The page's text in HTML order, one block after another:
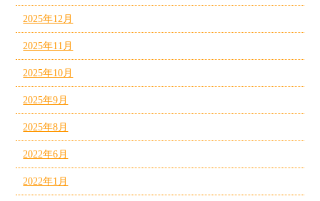
2025年12月
2025年11月
2025年10月
2025年9月
2025年8月
2022年6月
2022年1月